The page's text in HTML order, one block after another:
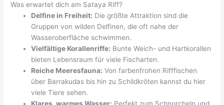
Was erwartet dich am Sataya Riff?
Delfine in Freiheit: Die größte Attraktion sind die
Gruppen von wilden Delfinen, die oft nahe der
Wasseroberfläche schwimmen.
Vielfältige Korallenriffe: Bunte Weich- und Hartkorallen
bieten Lebensraum für viele Fischarten.
Reiche Meeresfauna: Von farbenfrohen Rifffischen
über Barrakudas bis hin zu Schildkröten kannst du hier
viele Tiere sehen.